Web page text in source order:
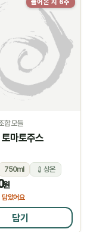
들어온 지 6주
합 모들
마토주스
750ml 상온
원
담았어요
담기